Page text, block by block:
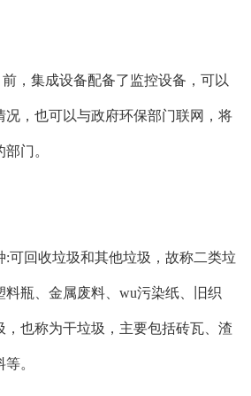
，集成设备配备了监控设备，可以
况，也可以与政府环保部门联网，将
门。
:可回收垃圾和其他垃圾，故称二类垃
料瓶、金属废料、wu污染纸、旧织
，也称为干垃圾，主要包括砖瓦、渣
。